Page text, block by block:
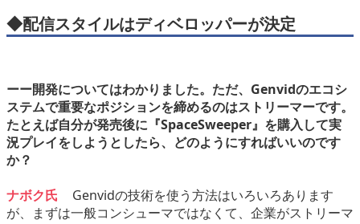
◆配信スタイルはディベロッパーが決定
ーー開発についてはわかりました。ただ、Genvidのエコシ
ステムで重要なポジションを締めるのはストリーマーです。
たとえば自分が発売後に『SpaceSweeper』を購入して実
況プレイをしようとしたら、どのようにすればいいのです
か？
ナボク氏
Genvidの技術を使う方法はいろいろあります
が、まずは一般コンシューマではなくて、企業がストリーマ